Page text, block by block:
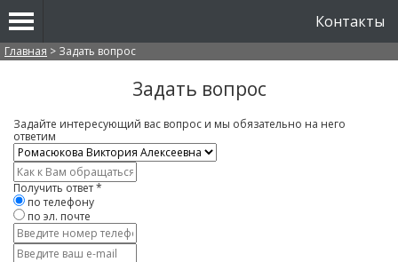
Контакты
Вы здесь
Главная > Задать вопрос
Задать вопрос
Задайте интересующий вас вопрос и мы обязательно на него
ответим
Врач
*
Имя
*
Получить ответ*
по телефону
по эл. почте
Контактный
телефон
E-